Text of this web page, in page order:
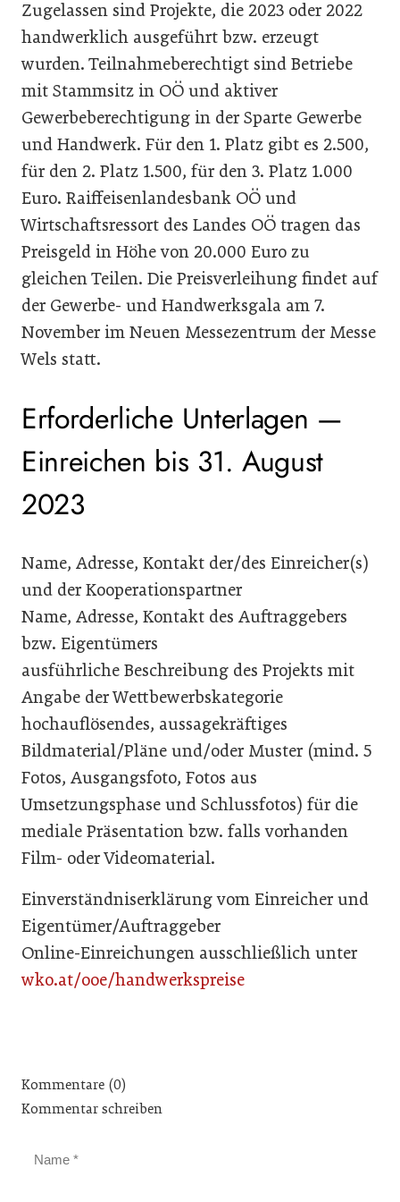
Zugelassen sind Projekte, die 2023 oder 2022
handwerklich ausgeführt bzw. erzeugt
wurden. Teilnahmeberechtigt sind Betriebe
mit Stammsitz in OÖ und aktiver
Gewerbeberechtigung in der Sparte Gewerbe
und Handwerk. Für den 1. Platz gibt es 2.500,
für den 2. Platz 1.500, für den 3. Platz 1.000
Euro. Raiffeisenlandesbank OÖ und
Wirtschaftsressort des Landes OÖ tragen das
Preisgeld in Höhe von 20.000 Euro zu
gleichen Teilen. Die Preisverleihung findet auf
der Gewerbe- und Handwerksgala am 7.
November im Neuen Messezentrum der Messe
Wels statt.
Erforderliche Unterlagen —
Einreichen bis 31. August
2023
Name, Adresse, Kontakt der/des Einreicher(s)
und der Kooperationspartner
Name, Adresse, Kontakt des Auftraggebers
bzw. Eigentümers
ausführliche Beschreibung des Projekts mit
Angabe der Wettbewerbskategorie
hochauflösendes, aussagekräftiges
Bildmaterial/Pläne und/oder Muster (mind. 5
Fotos, Ausgangsfoto, Fotos aus
Umsetzungsphase und Schlussfotos) für die
mediale Präsentation bzw. falls vorhanden
Film- oder Videomaterial.
Einverständniserklärung vom Einreicher und
Eigentümer/Auftraggeber
Online-Einreichungen ausschließlich unter
wko.at/ooe/handwerkspreise
Kommentare (0)
Kommentar schreiben